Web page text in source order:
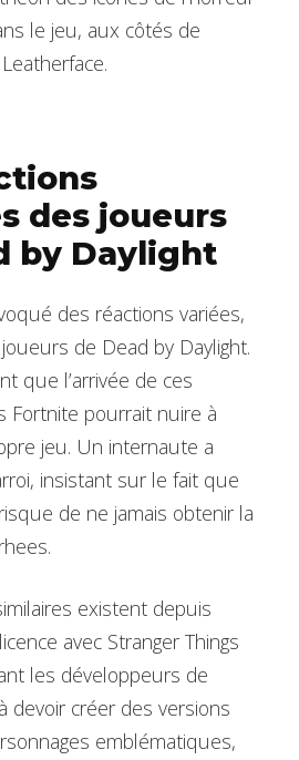
le jeu, aux côtés de
des joueurs
by Daylight
des réactions variées,
de Dead by Daylight.
que l’arrivée de ces
Fortnite pourrait nuire à
jeu. Un internaute a
insistant sur le fait que
de ne jamais obtenir la
existent depuis
avec Stranger Things
les développeurs de
devoir créer des versions
emblématiques,